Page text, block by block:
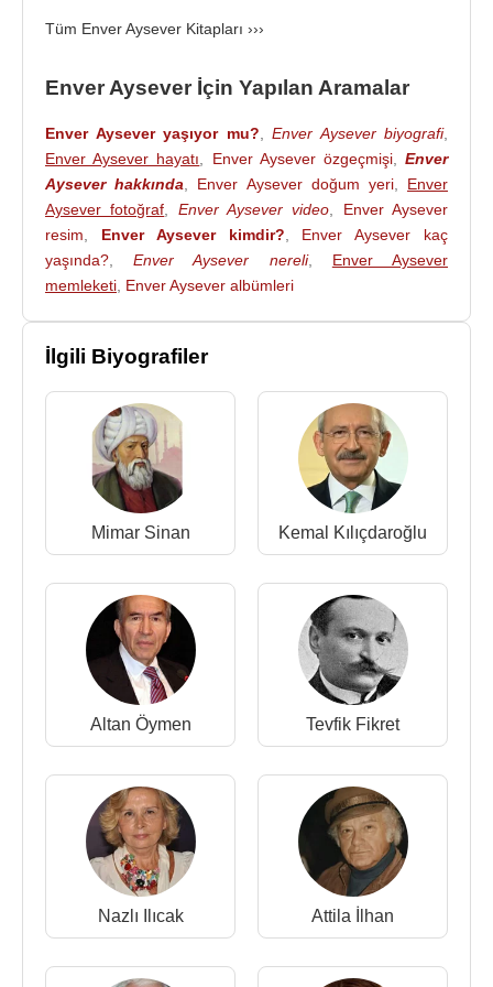
solist olarak yer aldığı " Aykırı Kumpanya
gösteriyi sundu.
Enver Aysever
, Doğuş, Yeditepe, Ar-El gibi
üniversitelerde dersler verdi. Doğuş
Üniversitesi'nde yazarlık atölyesi çalışmalarında
bulunmuştur ve hâlen Kültür Sanat Yönetmeni
görevini yürütmektedir.
yayın danışmanlığı görevini sürdürdü.
“Ayrıntılar”, “Siyasal Analiz”, “Sokağın Sesi”, “Üç
Soru İki Yorum”, “Zamana Karşı” adlı programları
hazırladı, sundu ve yorumcu olarak görev aldı.
Kanaltürk televizyonunda “Gündem Demokrasi”,
“Ters Cephe”, “Pazar Politika” programlarında
yorumculuk yaptı.
Kemal Kılıçdaroğlu
Genel Başkanı
seçilmesinden sonra yaptığı davet ile aktif siyasete
atıldı. Bir yılCHP PM üyeliği de yaptı.CHP
Meclisi'ne seçildikten sonra bu iki görevin
bağdaşmayacağını belirterek 13 Nisan
tarihinde Birgün gazetesinden ayrıldı.
isimlerin adaylığına tepki göstererekCHP
bütün görevlerinden 11 Nisan 2011 tarihinde istifa
2011-2012 sezonunda CNN Türktelevizyonunda
“Dört Bir Taraf” programında
Altan Öymen
IlıcakveNagehan Alçı
ile birlikte yorumcu olarak
yer aldı.
Tüm Enver Aysever Kitapları ›››
Enver Aysever İçin Yapılan Aramalar
Enver Aysever yaşıyor mu?, Enver Aysever biyografi,
Enver Aysever hayatı, Enver Aysever özgeçmişi,Enver
Aysever hakkında, Enver Aysever doğum yeri, Enver
Aysever fotoğraf, Enver Aysever video, Enver Aysever
resim, Enver Aysever kimdir?, Enver Aysever kaç
yaşında?,Enver Aysever nereli, Enver Aysever
memleketi, Enver Aysever albümleri
İlgili Biyografiler
Mimar Sinan Kemal Kılıçdaroğlu
Altan Öymen Tevfik Fikret
Nazlı Ilıcak Attila İlhan